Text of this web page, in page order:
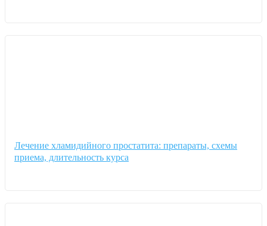
Лечение хламидийного простатита: препараты, схемы
приема, длительность курса